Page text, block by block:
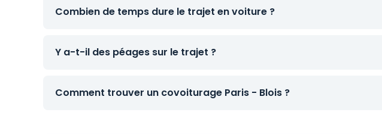
Combien de temps dure le trajet en voiture ?
Y a-t-il des péages sur le trajet ?
Comment trouver un covoiturage Paris - Blois ?